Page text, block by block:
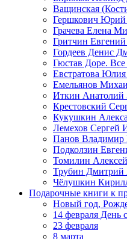
Ващинская
Гершкович
Грачева Елена
Гритчин
Гордеев Денис
Гюстав Доре.
Евстратова
Емельянов
Иткин Анатолий
Крестовский
Кукушкин
Лемехов Сергей
Панов Владимир
Подколзин
Томилин
Трубин Дмитрий
Чёлушкин
Подарочные книги к
Новый год,
14 февраля День
23 февраля
8 марта